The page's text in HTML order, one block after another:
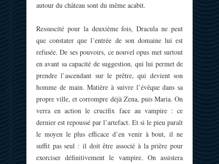
autour du château sont du même acabit.
Ressuscité pour la deuxième fois, Dracula ne peut
que constater que l’entrée de son domaine lui est
refusée. De ses pouvoirs, ce nouvel opus met surtout
en avant sa capacité de suggestion, qui lui permet de
prendre l’ascendant sur le prêtre, qui devient son
homme de main. Matière à suivre l’évêque dans sa
propre ville, et corrompre déjà Zena, puis Maria. On
verra en action le crucifix face au vampire : ce
dernier est repoussé par l’artefact. Et si le pieu paraît
le moyen le plus efficace d’en venir à bout, il ne
suffit pas seul : il doit être associé à la prière pour
exorciser définitivement le vampire. On assistera